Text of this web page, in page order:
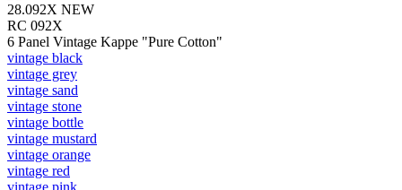
28.092X NEW
RC 092X
6 Panel Vintage Kappe "Pure Cotton"
vintage black
vintage grey
vintage sand
vintage stone
vintage bottle
vintage mustard
vintage orange
vintage red
vintage pink